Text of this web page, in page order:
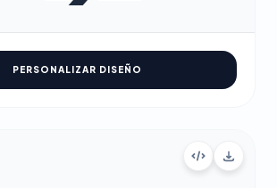
PERSONALIZAR DISEÑO